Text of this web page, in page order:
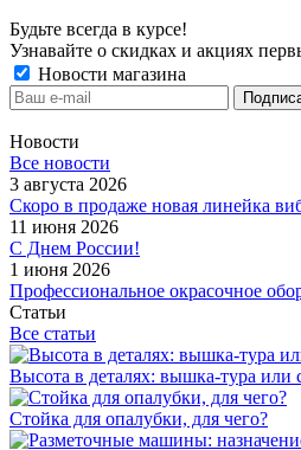
Будьте всегда в курсе!
Узнавайте о скидках и акциях
Новости магазина
Новости
Все новости
3 августа 2026
Скоро в продаже новая линейка
11 июня 2026
С Днем России!
1 июня 2026
Профессиональное окрасочное
Статьи
Все статьи
Высота в деталях: вышка-тура или
Стойка для опалубки, для чего?